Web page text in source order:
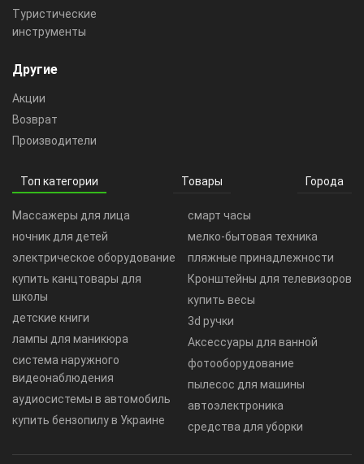
Туристические
инструменты
Другие
Акции
Возврат
Производители
Топ категории Товары Города
Массажеры для лица
ночник для детей
электрическое оборудование
купить канцтовары для
школы
детские книги
лампы для маникюра
система наружного
видеонаблюдения
аудиосистемы в автомобиль
купить бензопилу в Украине
смарт часы
мелко-бытовая техника
пляжные принадлежности
Кронштейны для телевизоров
купить весы
3d ручки
Аксессуары для ванной
фотооборудование
пылесос для машины
автоэлектроника
средства для уборки